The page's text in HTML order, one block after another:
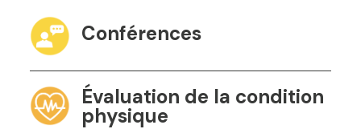
Conférences
Évaluation de la condition
physique